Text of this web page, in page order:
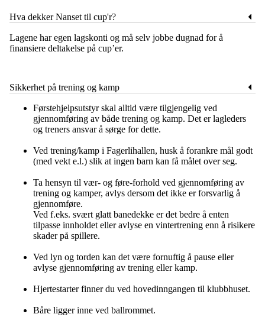
Hva dekker Nanset til cup'r?
Lagene har egen lagskonti og må selv jobbe dugnad for å
finansiere deltakelse på cup’er.
Sikkerhet på trening og kamp
Førstehjelpsutstyr skal alltid være tilgjengelig ved
gjennomføring av både trening og kamp. Det er lagleders
og treners ansvar å sørge for dette.
Ved trening/kamp i Fagerlihallen, husk å forankre mål godt
(med vekt e.l.) slik at ingen barn kan få målet over seg.
Ta hensyn til vær- og føre-forhold ved gjennomføring av
trening og kamper, avlys dersom det ikke er forsvarlig å
gjennomføre.
Ved f.eks. svært glatt banedekke er det bedre å enten
tilpasse innholdet eller avlyse en vintertrening enn å risikere
skader på spillere.
Ved lyn og torden kan det være fornuftig å pause eller
avlyse gjennomføring av trening eller kamp.
Hjertestarter finner du ved hovedinngangen til klubbhuset.
Båre ligger inne ved ballrommet.